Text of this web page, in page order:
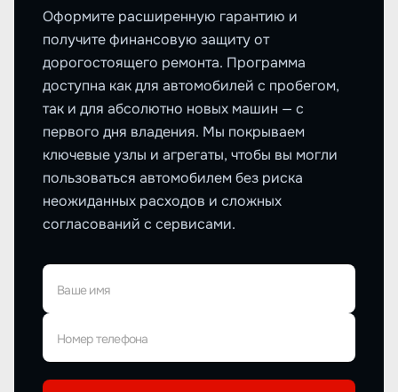
Оформите расширенную гарантию и
получите финансовую защиту от
дорогостоящего ремонта. Программа
доступна как для автомобилей с пробегом,
так и для абсолютно новых машин — с
первого дня владения. Мы покрываем
ключевые узлы и агрегаты, чтобы вы могли
пользоваться автомобилем без риска
неожиданных расходов и сложных
согласований с сервисами.
Ваше имя
Номер телефона